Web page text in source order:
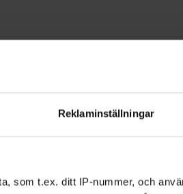
Reklaminställningar
som t.ex. ditt IP-nummer, och